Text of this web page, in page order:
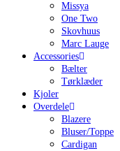
Missya
One Two
Skovhuus
Marc Lauge
Accessories
Bælter
Tørklæder
Kjoler
Overdele
Blazere
Bluser/Toppe
Cardigan